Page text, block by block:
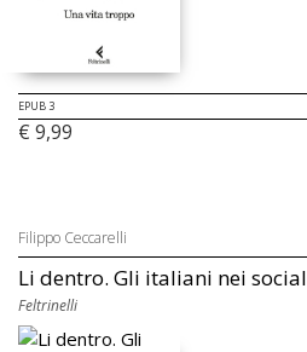
EPUB 3
€ 9,99
Filippo Ceccarelli
Li dentro. Gli italiani nei social
Feltrinelli